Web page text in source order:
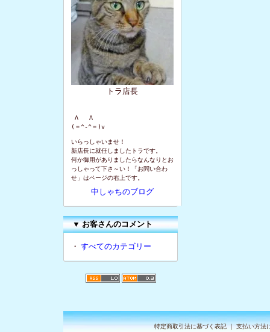
トラ店長
Λ   Λ
(＝^-^＝)v
いらっしゃいませ！
新店長に就任しましたトラです。
何か御用がありましたらなんなりとお
っしゃって下さ～い！「お問い合わ
せ」はページの右上です。
中しゃちのブログ
▼お客さんのコメント
・ すべてのカテゴリー
特定商取引法に基づく表記｜支払い方法